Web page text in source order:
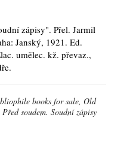
zápisy". Přel. Jarmil
Janský, 1921. Ed.
umělec. kž. převaz.,
books for sale, Old
soudem. Soudní zápisy